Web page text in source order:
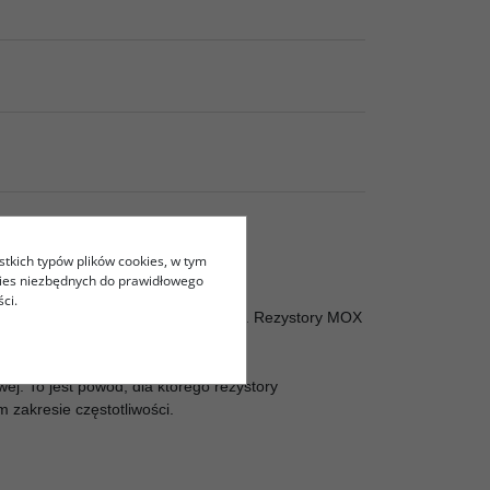
w kolumnach DIY Audio. Rezystory MOX
To jest powód, dla którego rezystory
zakresie częstotliwości.
typów plików cookies, w tym
niezbędnych do prawidłowego